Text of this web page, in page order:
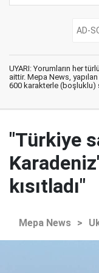
UYARI: Yorumların her
aittir. Mepa News,
600 karakterle (boşluklu)
"Türkiye
kısıtladı"
Mepa News >